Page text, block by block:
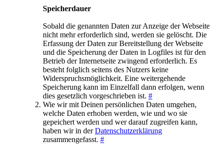
Speicherdauer
Sobald die genannten Daten zur Anzeige der Webseite
nicht mehr erforderlich sind, werden sie gelöscht. Die
Erfassung der Daten zur Bereitstellung der Webseite
und die Speicherung der Daten in Logfiles ist für den
Betrieb der Internetseite zwingend erforderlich. Es
besteht folglich seitens des Nutzers keine
Widerspruchsmöglichkeit. Eine weitergehende
Speicherung kann im Einzelfall dann erfolgen, wenn
dies gesetzlich vorgeschrieben ist. #
Wie wir mit Deinen persönlichen Daten umgehen,
welche Daten erhoben werden, wie und wo sie
gepeichert werden und wer darauf zugreifen kann,
haben wir in derDatenschutzerklärung
zusammengefasst. #